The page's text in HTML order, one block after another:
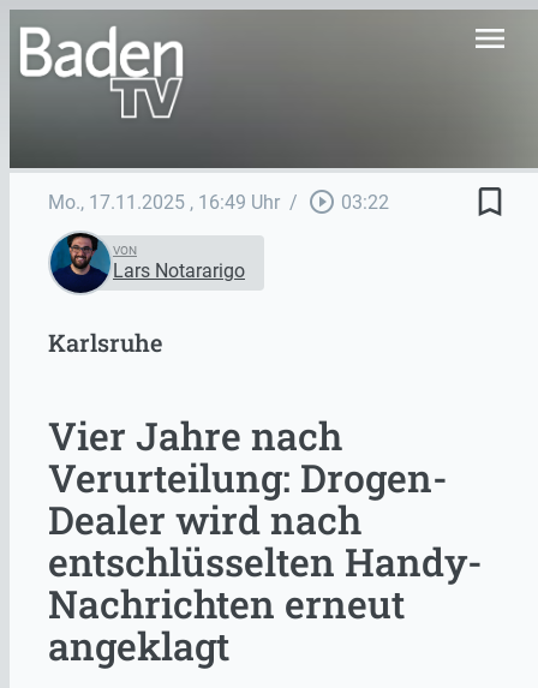
menu
Mo., 17.11.2025 , 16:49 Uhr / play_circle_outline 03:22 bookmark_border
VON
Lars Notararigo
Karlsruhe
Vier Jahre nach
Verurteilung: Drogen-
Dealer wird nach
entschlüsselten Handy-
Nachrichten erneut
angeklagt